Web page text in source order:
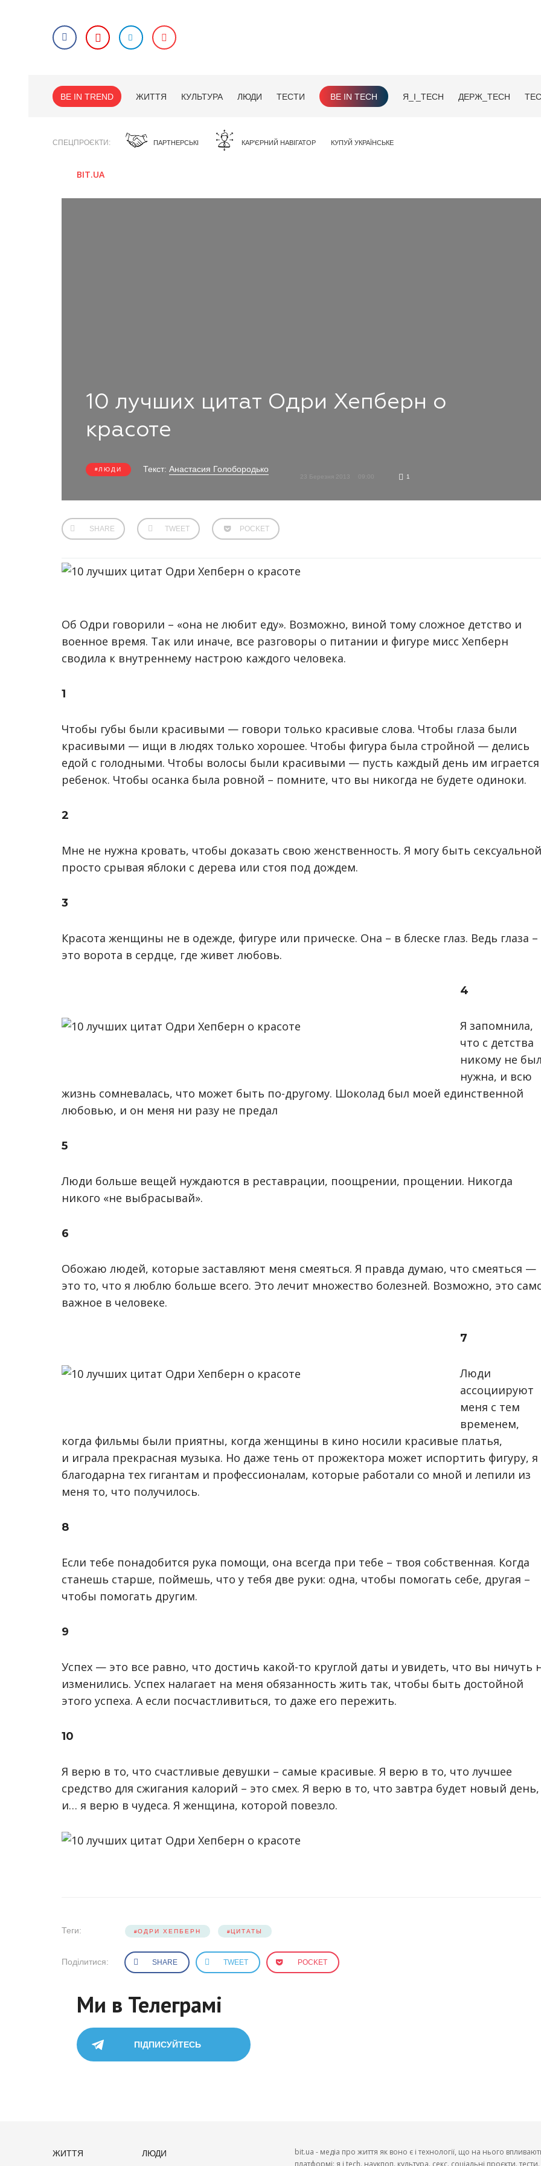
BE IN TREND ЖИТТЯ КУЛЬТУРА ЛЮДИ ТЕСТИ BE IN TECH Я_І_TECH ДЕРЖ_TECH
СПЕЦПРОЄКТИ ПАРТНЕРСЬКІ КАР'ЄРНИЙ НАВІГАТОР КУПУЙ УКРАЇНСЬКЕ
BIT.UA
10 лучших цитат Одри Хепберн о
красоте
ЛЮДИ Текст: Анастасия Голобородько
23 Березня 2013 09:00 1
SHARE TWEET POCKET
Об Одри говорили – «она не любит еду». Возможно, виной тому сложное детство и
военное время. Так или иначе, все разговоры о питании и фигуре мисс Хепберн
сводила к внутреннему настрою каждого человека.
1
Чтобы губы были красивыми — говори только красивые слова. Чтобы глаза были
красивыми — ищи в людях только хорошее. Чтобы фигура была стройной — делись
едой с голодными. Чтобы волосы были красивыми — пусть каждый день им играется
ребенок. Чтобы осанка была ровной – помните, что вы никогда не будете одиноки.
2
Мне не нужна кровать, чтобы доказать свою женственность. Я могу быть
просто срывая яблоки с дерева или стоя под дождем.
3
Красота женщины не в одежде, фигуре или прическе. Она – в блеске глаз. Ведь глаза –
это ворота в сердце, где живет любовь.
4
Я запомнила,
что с детства
никому не
нужна, и всю
жизнь сомневалась, что может быть по-другому. Шоколад был моей единственной
любовью, и он меня ни разу не предал
5
Люди больше вещей нуждаются в реставрации, поощрении, прощении. Никогда
никого «не выбрасывай».
6
Обожаю людей, которые заставляют меня смеяться. Я правда думаю, что смеяться —
это то, что я люблю больше всего. Это лечит множество болезней. Возможно, это
важное в человеке.
7
Люди
ассоциируют
меня с тем
временем,
когда фильмы были приятны, когда женщины в кино носили красивые платья,
и играла прекрасная музыка. Но даже тень от прожектора может испортить фигуру, я
благодарна тех гигантам и профессионалам, которые работали со мной и лепили из
меня то, что получилось.
8
Если тебе понадобится рука помощи, она всегда при тебе – твоя собственная. Когда
станешь старше, поймешь, что у тебя две руки: одна, чтобы помогать себе, другая –
чтобы помогать другим.
9
Успех — это все равно, что достичь какой-то круглой даты и увидеть, что вы ничуть
изменились. Успех налагает на меня обязанность жить так, чтобы быть достойной
этого успеха. А если посчастливиться, то даже его пережить.
10
Я верю в то, что счастливые девушки – самые красивые. Я верю в то, что лучшее
средство для сжигания калорий – это смех. Я верю в то, что завтра будет новый день,
и… я верю в чудеса. Я женщина, которой повезло.
Теги: ОДРИ ХЕПБЕРН ЦИТАТЫ
Поділитися: SHARE TWEET POCKET
Ми в Телеграмі
ПІДПИСУЙТЕСЬ
ЖИТТЯ ЛЮДИ
bit.ua - медіа про життя як воно є і технології, що на нього
платформі: я і tech. наукпоп. культура. секс. соціальні проєкти.